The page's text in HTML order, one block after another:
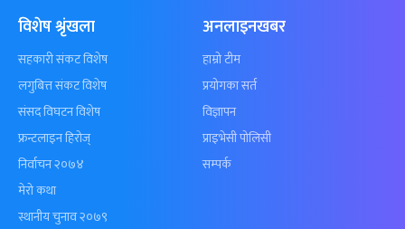
विशेष श्रृंखला
सहकारी संकट विशेष
लगुबित्त संकट विशेष
संसद विघटन विशेष
फ्रन्टलाइन हिरोज्
निर्वाचन २०७४
मेरो कथा
स्थानीय चुनाव २०७९
अनलाइनखबर
हाम्रो टीम
प्रयोगका सर्त
विज्ञापन
प्राइभेसी पोलिसी
सम्पर्क